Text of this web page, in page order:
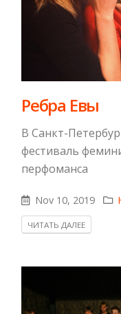
Ребра Евы
В Санкт-
фестиваль
перфоманса
Nov 10, 2019
ЧИТАТЬ ДАЛЕЕ